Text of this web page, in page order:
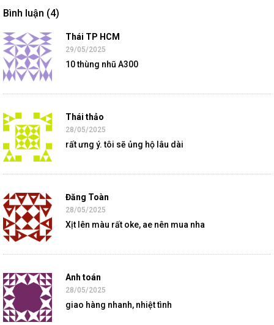
Bình luận (4)
Thái TP HCM
29/05/2025
10 thùng nhũ A300
Thái thảo
28/05/2025
rất ưng ý. tôi sẽ ủng hộ lâu dài
Đăng Toàn
28/05/2025
Xịt lên màu rất oke, ae nên mua nha
Anh toán
28/05/2025
giao hàng nhanh, nhiệt tình